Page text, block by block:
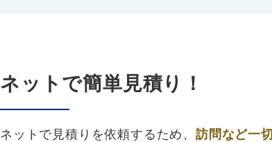
ネットで簡単見積り！
ネットで見積りを依頼するため、 訪問など一切